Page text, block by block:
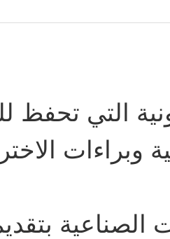
التي تحفظ
وبراءات
الصناعية